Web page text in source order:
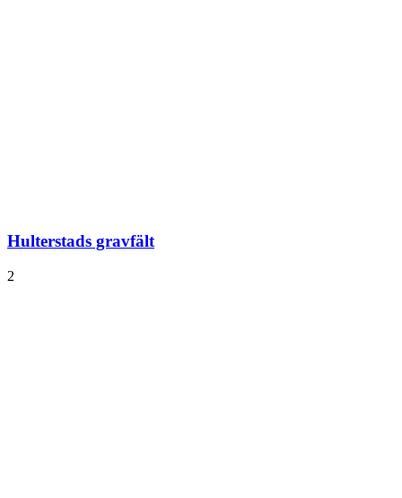
Hulterstads gravfält
2